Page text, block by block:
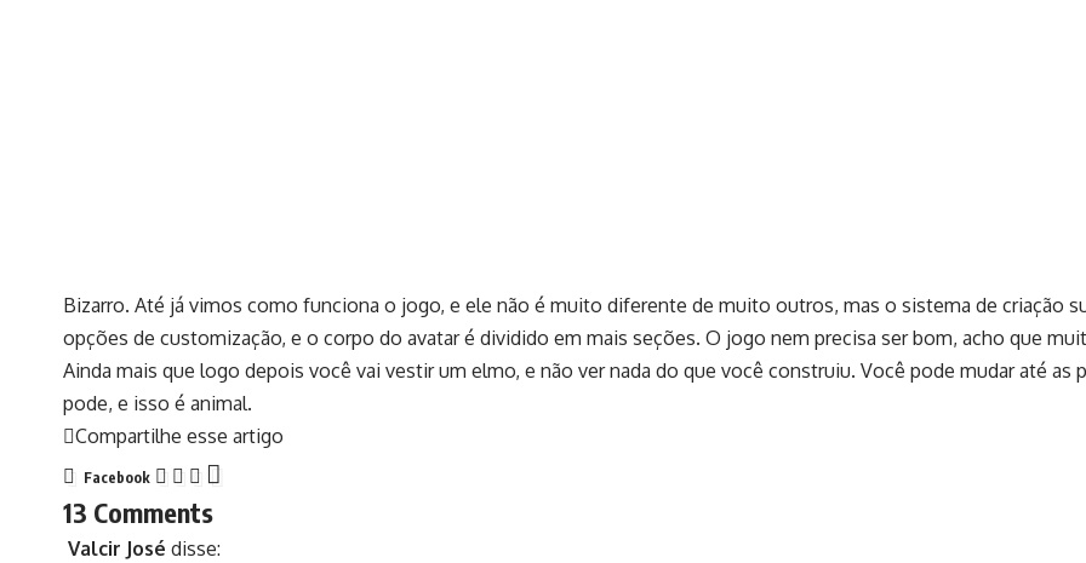
Bizarro. Até já vimos como funciona o jogo, e ele não é muito diferente de muito outros, mas o sistema de criação
opções de customização, e o corpo do avatar é dividido em mais seções. O jogo nem precisa ser bom, acho que
Ainda mais que logo depois você vai vestir um elmo, e não ver nada do que você construiu. Você pode mudar até as
pode, e isso é animal.
Compartilhe esse artigo
Facebook
13 Comments
Valcir José disse: